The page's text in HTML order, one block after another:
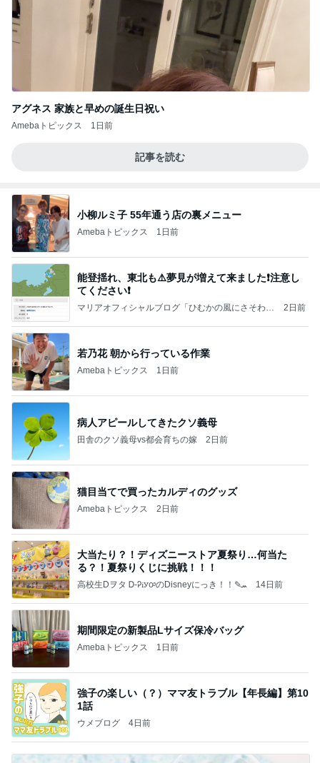
アグネス 家族と早めの誕生日祝い
Amebaトピックス 1日前
記事を読む
小柳ルミ子 55年通う店の裏メニュー
Amebaトピックス 1日前
能登揺れ、東北も⚠️夢見が増えて来ました❗️注意し
てください❗️
マリアオフィシャルブログ「ひむかの風にさそわれ
2日前
若乃花 朝から行っている作業
Amebaトピックス 1日前
病人アピールしてきたクソ義母
田舎のクソ義母vs都会育ちの嫁 2日前
猫目当てで買ったカルディのグッズ
Amebaトピックス 2日前
大当たり？！ディズニーストア夏祭り…何当た
る？！夏祭りくじに挑戦！！！
高校生Dヲタ Ꭰ-ᎮꭵꭹꭴのDisneyにっき！！✎ܚ 14日前
期間限定の新製品Lサイズ保冷バッグ
Amebaトピックス 1日前
強子の楽しい（？）ママ友トラブル【年長編】第10
1話
ウメブログ 4日前